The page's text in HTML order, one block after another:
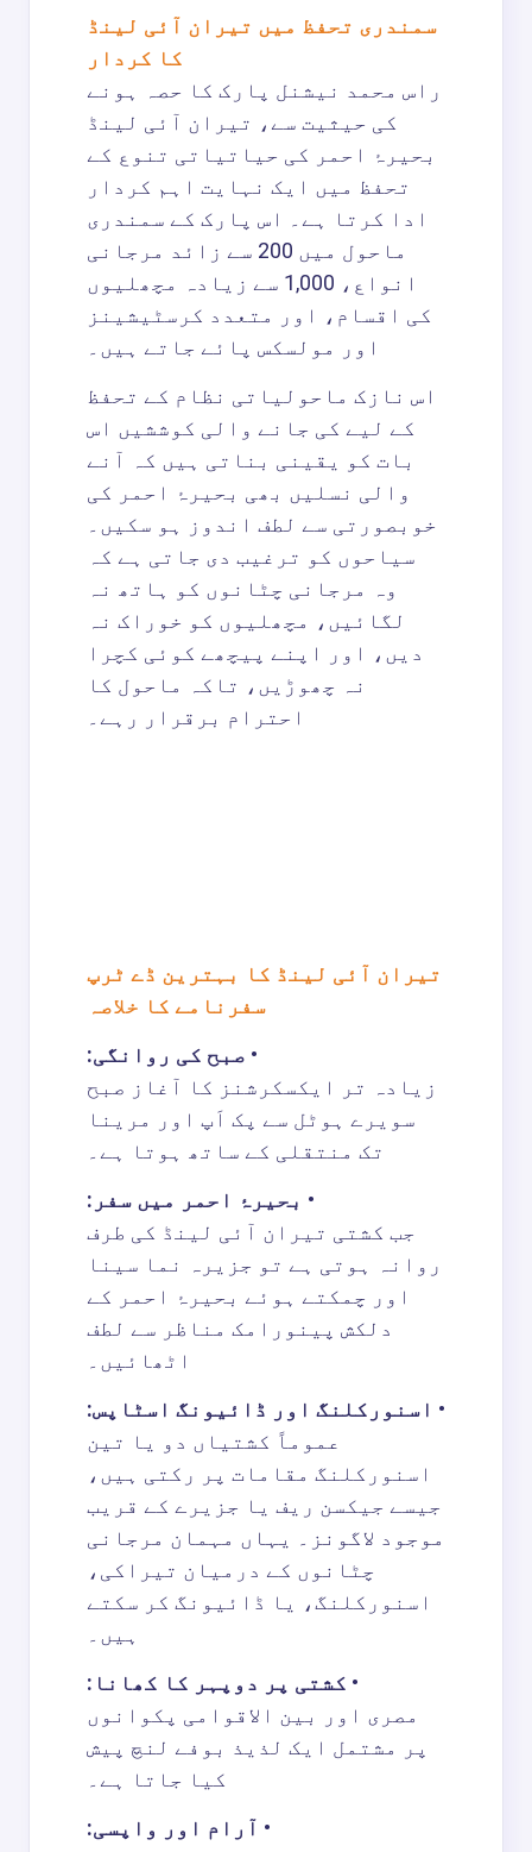
سمندری تحفظ میں تیران آئی لینڈ
کا کردار
راس محمد نیشنل پارک کا حصہ ہونے
کی حیثیت سے، تیران آئی لینڈ
بحیرۂ احمر کی حیاتیاتی تنوع کے
تحفظ میں ایک نہایت اہم کردار
ادا کرتا ہے۔ اس پارک کے سمندری
ماحول میں 200 سے زائد مرجانی
انواع، 1,000 سے زیادہ مچھلیوں
کی اقسام، اور متعدد کرسٹیشینز
اور مولسکس پائے جاتے ہیں۔
اس نازک ماحولیاتی نظام کے تحفظ
کے لیے کی جانے والی کوششیں اس
بات کو یقینی بناتی ہیں کہ آنے
والی نسلیں بھی بحیرۂ احمر کی
خوبصورتی سے لطف اندوز ہو سکیں۔
سیاحوں کو ترغیب دی جاتی ہے کہ
وہ مرجانی چٹانوں کو ہاتھ نہ
لگائیں، مچھلیوں کو خوراک نہ
دیں، اور اپنے پیچھے کوئی کچرا
نہ چھوڑیں، تاکہ ماحول کا
احترام برقرار رہے۔
تیران آئی لینڈ کا بہترین ڈے ٹرپ
سفرنامے کا خلاصہ
• صبح کی روانگی:
زیادہ تر ایکسکرشنز کا آغاز صبح
سویرے ہوٹل سے پک اَپ اور مرینا
تک منتقلی کے ساتھ ہوتا ہے۔
• بحیرۂ احمر میں سفر:
جب کشتی تیران آئی لینڈ کی طرف
روانہ ہوتی ہے تو جزیرہ نما سینا
اور چمکتے ہوئے بحیرۂ احمر کے
دلکش پینورامک مناظر سے لطف
اٹھائیں۔
• اسنورکلنگ اور ڈائیونگ اسٹاپس:
عموماً کشتیاں دو یا تین
اسنورکلنگ مقامات پر رکتی ہیں،
جیسے جیکسن ریف یا جزیرے کے قریب
موجود لاگونز۔ یہاں مہمان مرجانی
چٹانوں کے درمیان تیراکی،
اسنورکلنگ، یا ڈائیونگ کر سکتے
ہیں۔
• کشتی پر دوپہر کا کھانا:
مصری اور بین الاقوامی پکوانوں
پر مشتمل ایک لذیذ بوفے لنچ پیش
کیا جاتا ہے۔
• آرام اور واپسی: